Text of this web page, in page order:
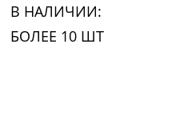
В НАЛИЧИИ:
БОЛЕЕ 10 ШТ